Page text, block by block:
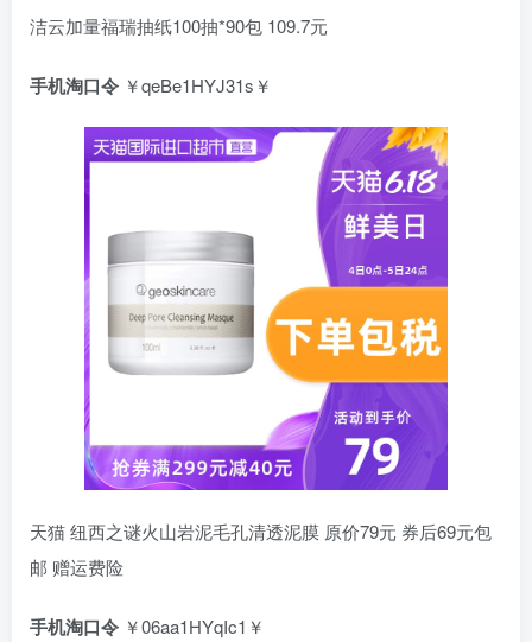
洁云加量福瑞抽纸100抽*90包 109.7元
手机淘口令 ￥qeBe1HYJ31s￥
天猫 纽西之谜火山岩泥毛孔清透泥膜 原价79元 券后69元包
邮 赠运费险
手机淘口令 ￥06aa1HYqIc1￥